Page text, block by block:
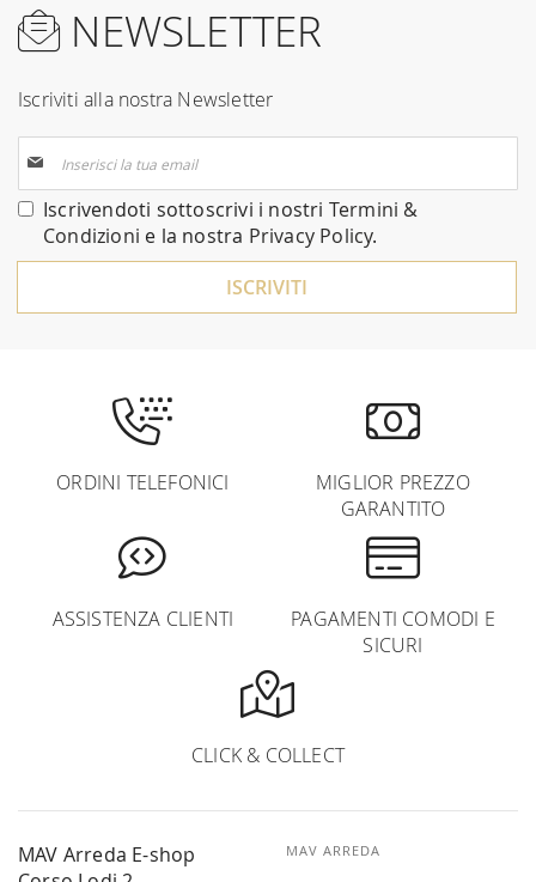
NEWSLETTER
Iscriviti alla nostra Newsletter
alla
nostra
Newsletter:
Iscrivendoti sottoscrivi i nostri Termini &
Condizioni e la nostra Privacy Policy.
ISCRIVITI
ORDINI TELEFONICI
MIGLIOR PREZZO
GARANTITO
ASSISTENZA CLIENTI
PAGAMENTI COMODI E
SICURI
CLICK & COLLECT
MAV Arreda E-shop
MAV ARREDA